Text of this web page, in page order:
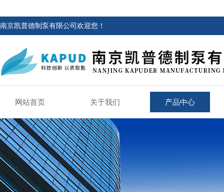
南京凯普德制泵有限公司欢迎您！
网站首页 关于我们 产品中心